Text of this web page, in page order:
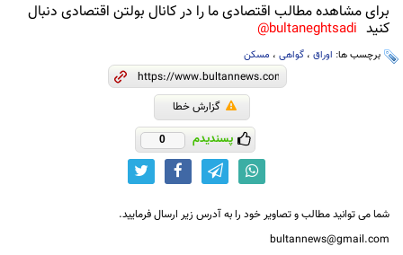
برای مشاهده مطالب اقتصادی ما را در کانال بولتن اقتصادی دنبال
کنید bultaneghtsadi@
برچسب ها: اوراق ، گواهی ، مسکن
گزارش خطا
پسندیدم 0
شما می توانید مطالب و تصاویر خود را به آدرس زیر ارسال فرمایید.
bultannews@gmail.com